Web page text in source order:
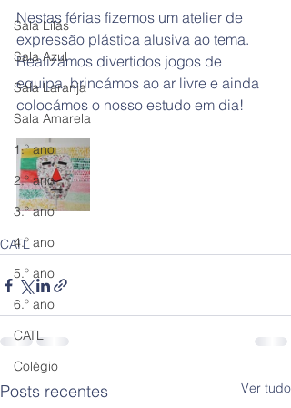
Sala Lilás
Sala Azul
Sala Laranja
Sala Amarela
1.º ano
2.º ano
3.º ano
4.º ano
5.º ano
6.º ano
CATL
Colégio
Nestas férias fizemos um atelier de
expressão plástica alusiva ao tema.
Realizámos divertidos jogos de
equipa, brincámos ao ar livre e ainda
colocámos o nosso estudo em dia!
CATL
Posts recentes Ver tudo